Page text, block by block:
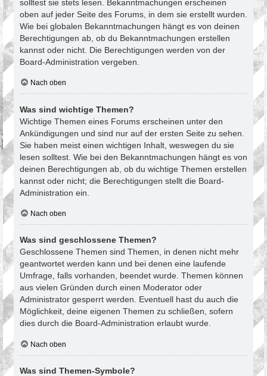
solltest sie stets lesen. Bekanntmachungen erscheinen
oben auf jeder Seite des Forums, in dem sie erstellt wurden.
Wie bei globalen Bekanntmachungen hängt es von deinen
Berechtigungen ab, ob du Bekanntmachungen erstellen
kannst oder nicht. Die Berechtigungen werden von der
Board-Administration vergeben.
Nach oben
Was sind wichtige Themen?
Wichtige Themen eines Forums erscheinen unter den
Ankündigungen und sind nur auf der ersten Seite zu sehen.
Sie haben meist einen wichtigen Inhalt, weswegen du sie
lesen solltest. Wie bei den Bekanntmachungen hängt es von
deinen Berechtigungen ab, ob du wichtige Themen erstellen
kannst oder nicht; die Berechtigungen stellt die Board-
Administration ein.
Nach oben
Was sind geschlossene Themen?
Geschlossene Themen sind Themen, in denen nicht mehr
geantwortet werden kann und bei denen eine laufende
Umfrage, falls vorhanden, beendet wurde. Themen können
aus vielen Gründen durch einen Moderator oder
Administrator gesperrt werden. Eventuell hast du auch die
Möglichkeit, deine eigenen Themen zu schließen, sofern
dies durch die Board-Administration erlaubt wurde.
Nach oben
Was sind Themen-Symbole?